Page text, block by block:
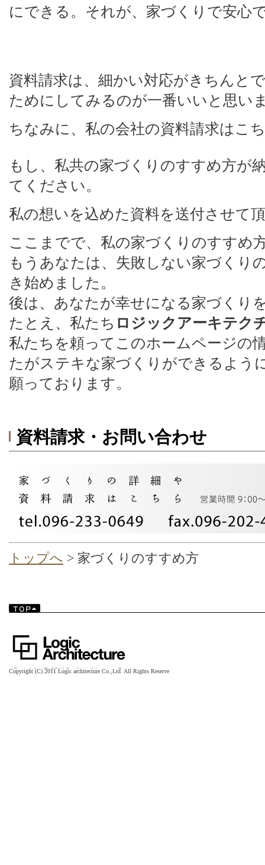
にできる。それが、家づくりで安心
資料請求は、細かい対応がきちんと
ためにしてみるのが一番いいと思い
ちなみに、私の会社の資料請求はこ
もし、私共の家づくりのすすめ方が
てください。
私の想いを込めた資料を送付させて
ここまでで、私の家づくりのすすめ
もうあなたは、失敗しない家づくり
き始めました。
後は、あなたが幸せになる家づくり
たとえ、私たち ロジックアーキテク
私たちを頼ってこのホームページの
たがステキな家づくりができるよう
願っております。
資料請求・お問い合わせ
トップへ > 家づくりのすすめ方
Copyright (C) 2011 Logic architecture Co.,Ltd. All Rights Reserve